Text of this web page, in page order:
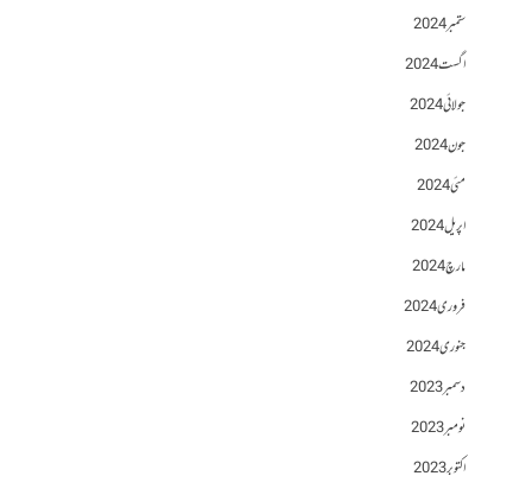
ستمبر 2024
اگست 2024
جولائی 2024
جون 2024
مئی 2024
اپریل 2024
مارچ 2024
فروری 2024
جنوری 2024
دسمبر 2023
نومبر 2023
اکتوبر 2023